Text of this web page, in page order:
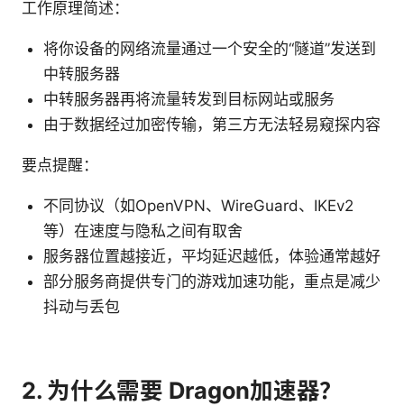
工作原理简述：
将你设备的网络流量通过一个安全的“隧道”发送到
中转服务器
中转服务器再将流量转发到目标网站或服务
由于数据经过加密传输，第三方无法轻易窥探内容
要点提醒：
不同协议（如OpenVPN、WireGuard、IKEv2
等）在速度与隐私之间有取舍
服务器位置越接近，平均延迟越低，体验通常越好
部分服务商提供专门的游戏加速功能，重点是减少
抖动与丢包
2. 为什么需要 Dragon加速器？